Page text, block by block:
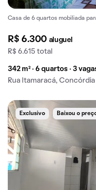
Casa de 6 quartos mobiliada
R$ 6.300 aluguel
R$ 6.615 total
342 m² · 6 quartos · 3
Rua Itamaracá, Concórdia
Exclusivo Baixou o